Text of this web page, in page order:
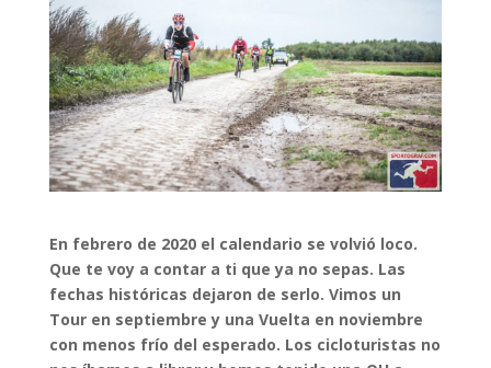
En febrero de 2020 el calendario se volvió loco.
Que te voy a contar a ti que ya no sepas. Las
fechas históricas dejaron de serlo. Vimos un
Tour en septiembre y una Vuelta en noviembre
con menos frío del esperado. Los cicloturistas no